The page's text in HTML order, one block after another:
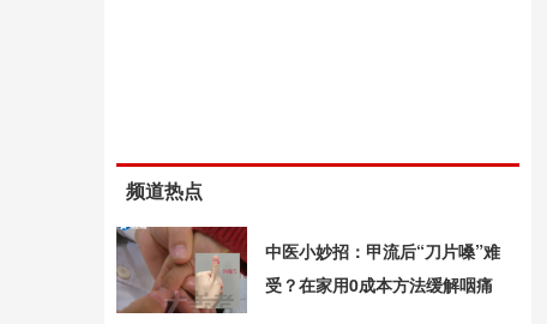
频道热点
中医小妙招：甲流后“刀片嗓”难
受？在家用0成本方法缓解咽痛